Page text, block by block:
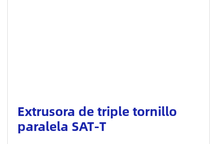
Extrusora de triple tornillo
paralela SAT-T